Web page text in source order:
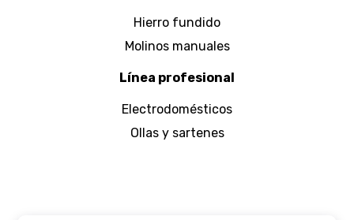
Hierro fundido
Molinos manuales
Línea profesional
Electrodomésticos
Ollas y sartenes